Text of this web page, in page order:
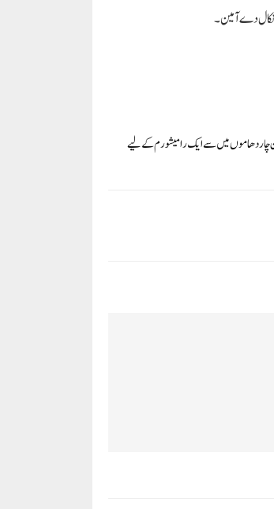
نکال دے آمین۔
اسکیم کے تحت 88ویں ٹرین چار دھاموں میں سے ایک رامیشورم کے لیے